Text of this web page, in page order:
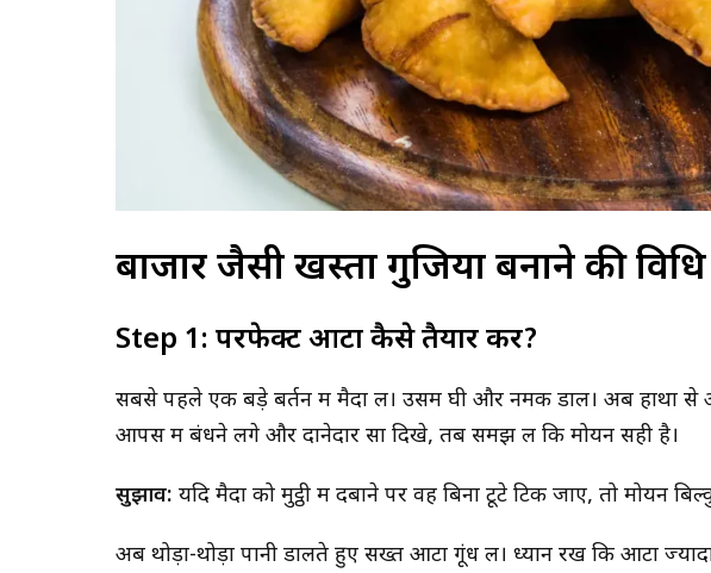
बाजार जैसी खस्ता गुजिया बनाने की विधि
Step 1: परफेक्ट आटा कैसे तैयार करें?
सबसे पहले एक बड़े बर्तन में मैदा लें। उसमें घी और नमक डालें। अब हाथों से
आपस में बंधने लगे और दानेदार सा दिखे, तब समझ लें कि मोयन सही है।
सुझाव: यदि मैदा को मुट्ठी में दबाने पर वह बिना टूटे टिक जाए, तो मोयन
अब थोड़ा-थोड़ा पानी डालते हुए सख्त आटा गूंध लें। ध्यान रखें कि आटा
सपने में पीरियड देखना क्या होता है? जानिए इसके
पीछे छुपे संकेत और चौंकाने वाले अर्थ!